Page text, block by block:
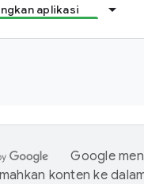
aplikasi
Google
konten ke